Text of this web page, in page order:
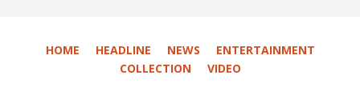
HOME HEADLINE NEWS
ENTERTAINMENT
COLLECTION
VIDEO